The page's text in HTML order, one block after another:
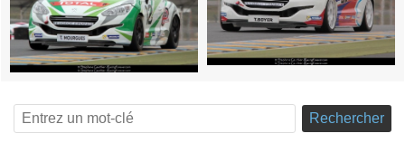
Rechercher